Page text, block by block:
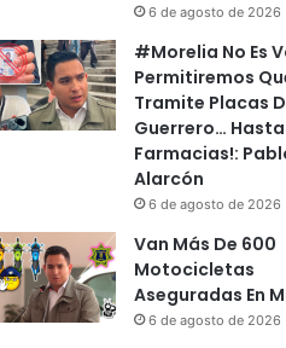
6 de agosto de 2026
#Morelia No Es
Permitiremos
Tramite Placas
Guerrero… Hasta
Farmacias!:
Alarcón
6 de agosto de 2026
Van Más De 600
Motocicletas
Aseguradas En
6 de agosto de 2026